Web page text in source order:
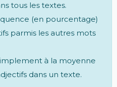
tous les textes.
(en pourcentage)
parmis les autres mots
à la moyenne
dans un texte.